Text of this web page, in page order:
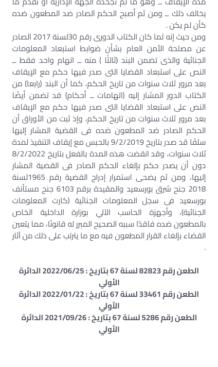
يخالف ذلك ــ ومن ثم أصبح الحكم الصادر ضد المطعون ضده
كأن لم يكن .
ومن حيث إنه لما كان الكتاب الدورى رقم 30لسنة 2017 الصادر
عن مصلحة الأمن العام بشأن ضوابط استبعاد المعلومات
الجنائية والذى تضمن البند (ثالثًا ) منه ــ اتهام واحد فقط ــ
النص على استبعاد القضايا التى صدر فيها حكم مع الإيقاف
بعد مرور ثلاث سنوات من تاريخ الحكم، كما أن البند (رابعا) من
الكتاب الدور المشار إليه (اتهامات ــ أحكام) قد تضمن أيضًا
النص على استبعاد القضايا التى صدر فيها حكم مع الإيقاف
بعد مرور ثلاث سنوات من تاريخ الحكم، وإذ ثبت من الأوراق أن
الحكم الصادر ضد المطعون ضده فى القضية المشار إليها
سلفًا قد صدر بتاريخ 9/2/2019 بالحبس مع إيقاف التنفيذ لمدة
ثلاث سنوات، وقد انقضت هذه المدة بالفعل بتاريخ 8/2/2022
دون أن يصدر حكم بإلغاء الحكم الصادر فى القضية المشار
إليها، ومن ثم يضحى استمرار إدراج القضية رقم 1965لسنة
2018 جنح شرق بورسعيد والمقيدة برقم 6103 جنح مستأنف
بورسعيد فى سجل المعلومات الجنائية (كارت المعلومات
الجنائية)، وأجهزة الحاسب الآلي بوزارة الداخلية الخاص
بالمطعون ضده فاقدًا سببه الصحيح المبرر له قانونًا، مما يتعين
القضاء بإلغاء القرار المطعون فيه مع ما يترتب على ذلك من آثار
.
الطعن رقم 82823 لسنة 67 بتاريخ : 2022/06/25 الدائرة
الأولي
الطعن رقم 33461 لسنة 67 بتاريخ : 2022/01/22 الدائرة
الأولي
الطعن رقم 5286 لسنة 67 بتاريخ : 2021/09/26 الدائرة
الأولي